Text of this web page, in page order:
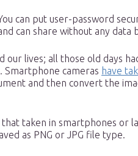
can put user-password
can share without any data
our lives; all those old days
Smartphone cameras have
and then convert the
taken in smartphones or
as PNG or JPG file type.